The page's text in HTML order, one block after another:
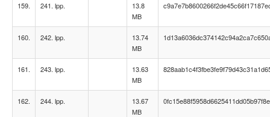
159. 241. lpp.
13.8
MB
160. 242. lpp.
13.74
MB
161. 243. lpp.
13.63
MB
162. 244. lpp.
13.67
MB